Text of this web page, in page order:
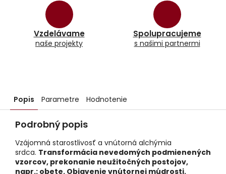
Vzdelávame
naše projekty
Spolupracujeme
s našimi partnermi
Popis Parametre Hodnotenie
Podrobný popis
Vzájomná starostlivosť a vnútorná alchýmia
srdca. Transformácia nevedomých podmienených
vzorcov, prekonanie neužitočných postojov,
napr.: obete. Objavenie vnútornej múdrosti.